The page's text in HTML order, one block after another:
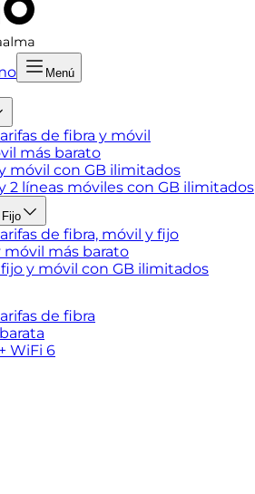
Menú
de fibra y móvil
más barato
y móvil con GB ilimitados
y 2 líneas móviles con GB ilimitados
de fibra, móvil y fijo
móvil más barato
fijo y móvil con GB ilimitados
de fibra
WiFi 6